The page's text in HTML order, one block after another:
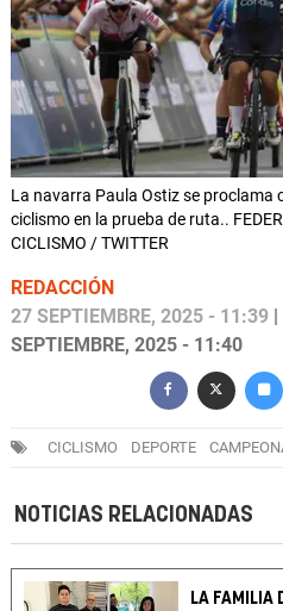
La navarra Paula Ostiz se proclama
ciclismo en la prueba de ruta..
CICLISMO / TWITTER
REDACCIÓN
27 SEPTIEMBRE, 2025 - 11:39
SEPTIEMBRE, 2025 - 11:40
CICLISMO DEPORTE
NOTICIAS RELACIONADAS
LA FAMILIA